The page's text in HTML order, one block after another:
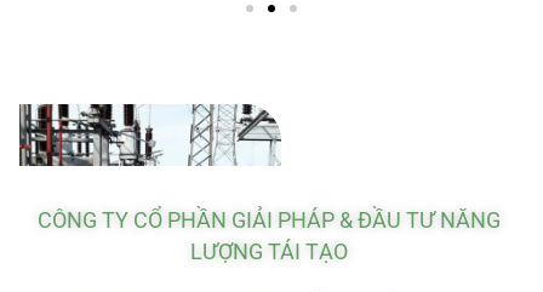
CÔNG TY CỔ PHẦN GIẢI PHÁP & ĐẦU TƯ NĂNG
LƯỢNG TÁI TẠO